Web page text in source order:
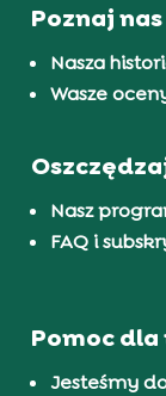
Poznaj nas
Nasza
Wasze
Nasz
FAQ i
Pomoc
Jesteśmy